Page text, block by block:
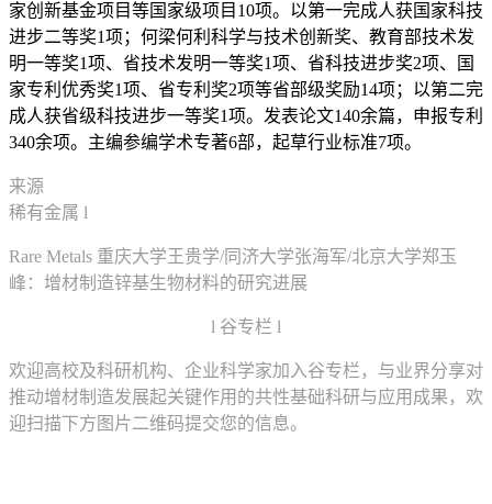
家创新基金项目等国家级项目10项。以第一完成人获国家科技
进步二等奖1项；何梁何利科学与技术创新奖、教育部技术发
明一等奖1项、省技术发明一等奖1项、省科技进步奖2项、国
家专利优秀奖1项、省专利奖2项等省部级奖励14项；以第二完
成人获省级科技进步一等奖1项。发表论文140余篇，申报专利
340余项。主编参编学术专著6部，起草行业标准7项。
来源
稀有金属 l
Rare Metals 重庆大学王贵学/同济大学张海军/北京大学郑玉
峰：增材制造锌基生物材料的研究进展
l 谷专栏 l
欢迎高校及科研机构、企业科学家加入谷专栏，与业界分享对
推动增材制造发展起关键作用的共性基础科研与应用成果，欢
迎扫描下方图片二维码提交您的信息。